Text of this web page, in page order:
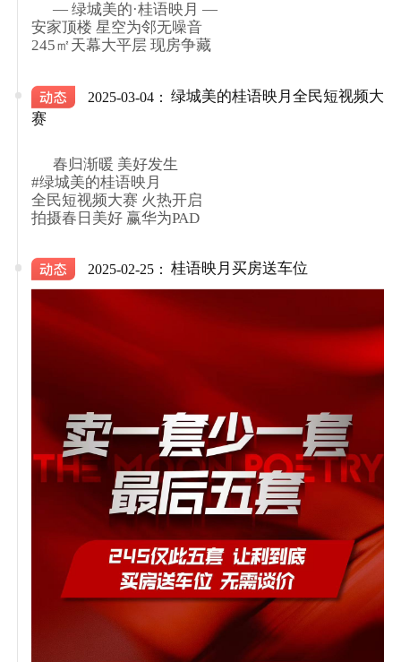
      — 绿城美的·桂语映月 —
安家顶楼 星空为邻无噪音
245㎡天幕大平层 现房争藏
2025-03-04： 绿城美的桂语映月全民短视频大
赛
      春归渐暖 美好发生
#绿城美的桂语映月
全民短视频大赛 火热开启
拍摄春日美好 赢华为PAD
2025-02-25： 桂语映月买房送车位